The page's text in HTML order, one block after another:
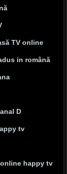
TV online
in română
D
tv
happy tv